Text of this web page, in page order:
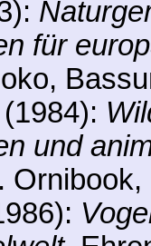
für
und
. Ornibook,